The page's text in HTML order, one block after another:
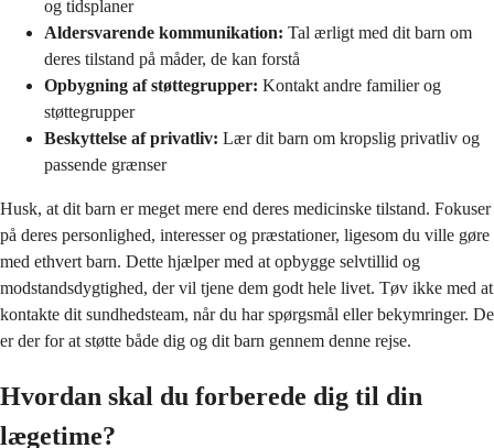
og tidsplaner
Aldersvarende kommunikation: Tal ærligt med dit barn om
deres tilstand på måder, de kan forstå
Opbygning af støttegrupper: Kontakt andre familier og
støttegrupper
Beskyttelse af privatliv: Lær dit barn om kropslig privatliv og
passende grænser
Husk, at dit barn er meget mere end deres medicinske tilstand. Fokuser
på deres personlighed, interesser og præstationer, ligesom du ville gøre
med ethvert barn. Dette hjælper med at opbygge selvtillid og
modstandsdygtighed, der vil tjene dem godt hele livet. Tøv ikke med at
kontakte dit sundhedsteam, når du har spørgsmål eller bekymringer. De
er der for at støtte både dig og dit barn gennem denne rejse.
Hvordan skal du forberede dig til din
lægetime?